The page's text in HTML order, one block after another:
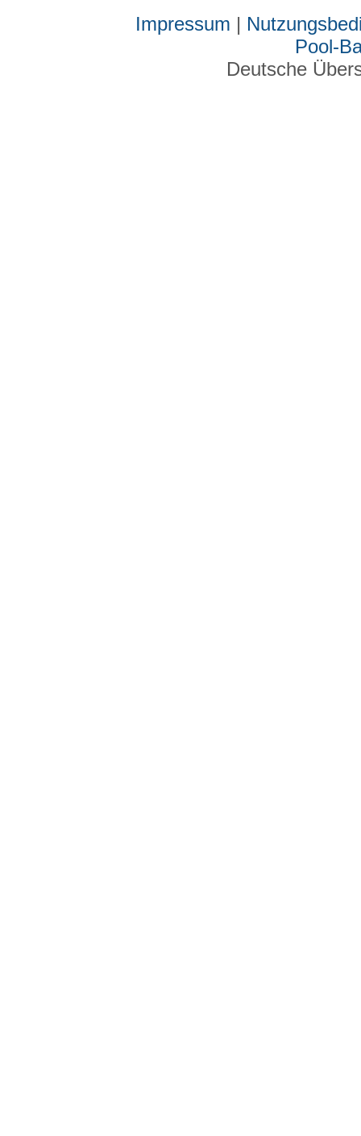
Impressum |
Pool-
Deutsche